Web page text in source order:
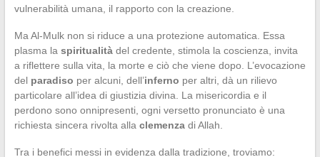
vulnerabilità umana, il rapporto con la creazione.
Ma Al-Mulk non si riduce a una protezione automatica. Essa
plasma la spiritualitàdel credente, stimola la coscienza, invita
a riflettere sulla vita, la morte e ciò che viene dopo. L’evocazione
del paradiso per alcuni, dell’inferno per altri, dà un rilievo
particolare all’idea di giustizia divina. La misericordia e il
perdono sono onnipresenti, ogni versetto pronunciato è una
richiesta sincera rivolta alla clemenzadi Allah.
Tra i benefici messi in evidenza dalla tradizione, troviamo: